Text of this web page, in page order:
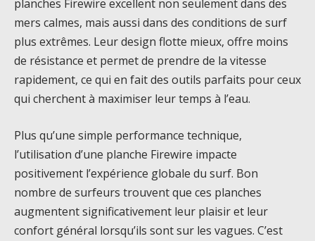
planches Firewire excellent non seulement dans des
mers calmes, mais aussi dans des conditions de surf
plus extrêmes. Leur design flotte mieux, offre moins
de résistance et permet de prendre de la vitesse
rapidement, ce qui en fait des outils parfaits pour ceux
qui cherchent à maximiser leur temps à l’eau.
Plus qu’une simple performance technique,
l’utilisation d’une planche Firewire impacte
positivement l’expérience globale du surf. Bon
nombre de surfeurs trouvent que ces planches
augmentent significativement leur plaisir et leur
confort général lorsqu’ils sont sur les vagues. C’est